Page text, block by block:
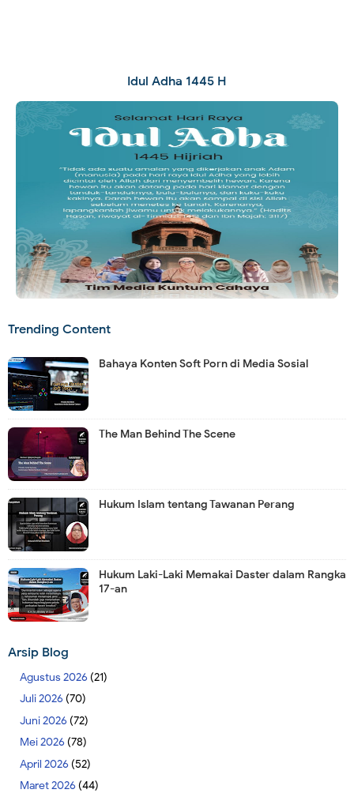
Idul Adha 1445 H
Trending Content
Bahaya Konten Soft Porn di Media Sosial
The Man Behind The Scene
Hukum Islam tentang Tawanan Perang
Hukum Laki-Laki Memakai Daster dalam Rangka
17-an
Arsip Blog
Agustus 2026 (21)
Juli 2026 (70)
Juni 2026 (72)
Mei 2026 (78)
April 2026 (52)
Maret 2026 (44)